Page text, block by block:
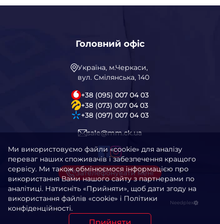
Головний офіс
Україна, м.Черкаси,
вул. Смілянська, 140
+38 (095) 007 04 03
+38 (073) 007 04 03
+38 (097) 007 04 03
sale@mm.ck.ua
Зателефонувати мені
Needplex
Ми використовуємо файли «cookie» для аналізу
переваг наших споживачів і забезпечення кращого
сервісу. Ми також обмінюємося інформацією про
використання Вами нашого сайту з партнерами по
аналітиці. Натисніть «Прийняти», щоб дати згоду на
використання файлів «cookie» і Політики
конфіденційності.